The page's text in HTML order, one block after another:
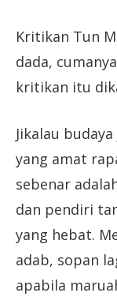
Kritikan Tun
dada,
kritikan itu
Jikalau
yang amat
sebenar
dan pendiri
yang hebat.
adab, sopan
apabila